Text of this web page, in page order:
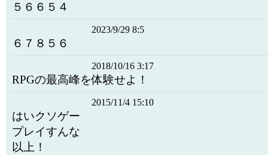
５６６５４
2023/9/29 8:5
６７８５６
2018/10/16 3:17
RPGの最高峰を体験せよ！
2015/11/4 15:10
はいクソゲー
プレイすんな
以上！